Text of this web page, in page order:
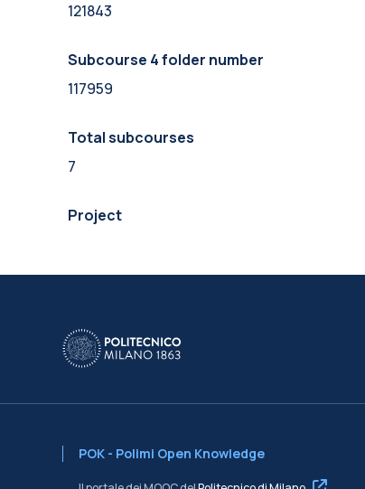
121843
Subcourse 4 folder number
117959
Total subcourses
7
Project
POK - Polimi Open Knowledge